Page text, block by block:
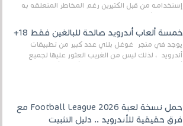
إستخدامه من قبل الكثيرين رغم المخاطر المتعلقه به
خمسة ألعاب أندرويد صالحة للبالغين فقط 18+
يوجد في متجر غوغل بلاي عدد كبير من تطبيقات
أندرويد ، لذلك ليس من الغريب العثور عليها لجميع
حمل نسخة لعبة Football League 2026 مع
فرق حقيقية للأندرويد .. دليل التثبيت